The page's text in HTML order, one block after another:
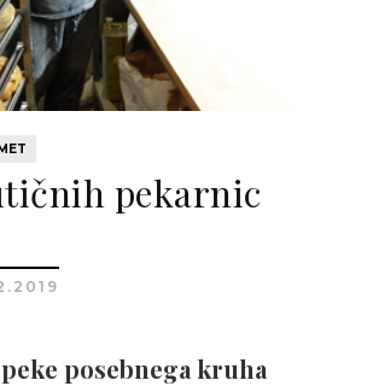
pekarnic
posebnega kruha